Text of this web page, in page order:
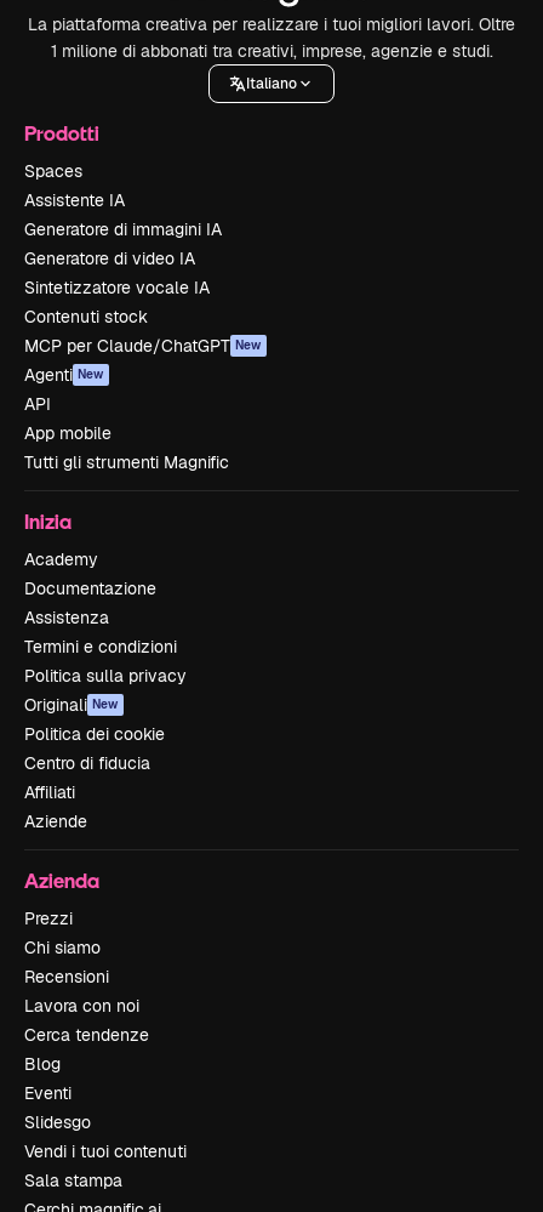
La piattaforma creativa per realizzare i tuoi migliori lavori. Oltre
1 milione di abbonati tra creativi, imprese, agenzie e studi.
Italiano
Prodotti
Spaces
Assistente IA
Generatore di immagini IA
Generatore di video IA
Sintetizzatore vocale IA
Contenuti stock
MCP per Claude/ChatGPT New
Agenti New
API
App mobile
Tutti gli strumenti Magnific
Inizia
Academy
Documentazione
Assistenza
Termini e condizioni
Politica sulla privacy
Originali New
Politica dei cookie
Centro di fiducia
Affiliati
Aziende
Azienda
Prezzi
Chi siamo
Recensioni
Lavora con noi
Cerca tendenze
Blog
Eventi
Slidesgo
Vendi i tuoi contenuti
Sala stampa